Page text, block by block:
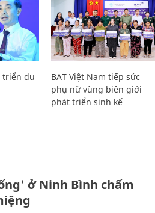
triển du
BAT Việt Nam tiếp sức
phụ nữ vùng biên giới
phát triển sinh kế
ở Ninh Bình chấm